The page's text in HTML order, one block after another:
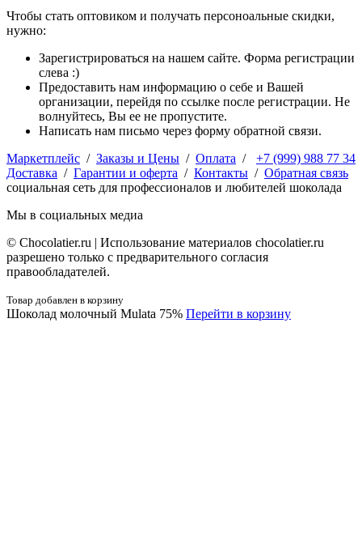
Чтобы стать оптовиком и получать персоноальные скидки,
нужно:
Зарегистрироваться на нашем сайте. Форма регистрации
слева :)
Предоставить нам информацию о себе и Вашей
организации, перейдя по ссылке после регистрации. Не
волнуйтесь, Вы ее не пропустите.
Написать нам письмо через форму обратной связи.
+7 (999) 988 77 34
Маркетплейс / Заказы и Цены / Оплата /
Доставка / Гарантии и оферта / Контакты / Обратная связь
социальная сеть для профессионалов и любителей шоколада
Мы в социальных медиа
© Сhocolatier.ru | Использование материалов chocolatier.ru
разрешено только с предварительного согласия
правообладателей.
Товар добавлен в корзину
Шоколад молочный Mulata 75% Перейти в корзину